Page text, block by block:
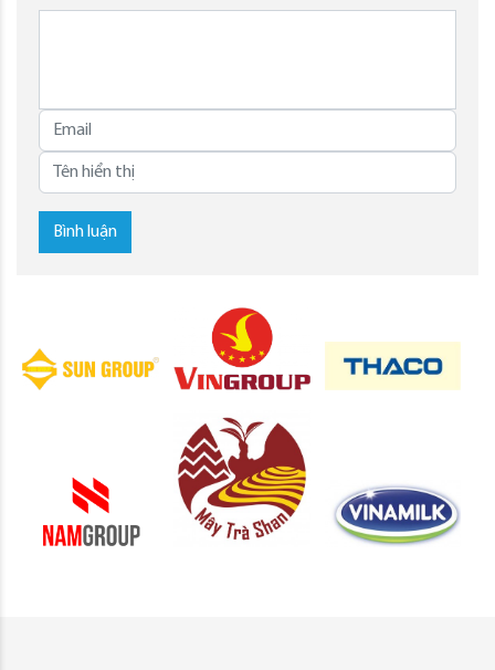
Bình luận